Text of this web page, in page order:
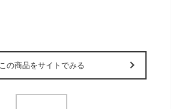
この商品をサイトでみる